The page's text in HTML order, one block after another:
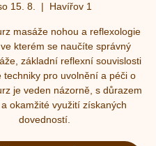
15. 8.
  |
Havířov 1
masáže nohou a reflexologie
kterém se naučíte správný
základní reflexní souvislosti
techniky pro uvolnění a péči o
je veden názorně, s důrazem
okamžité využití získaných
dovedností.